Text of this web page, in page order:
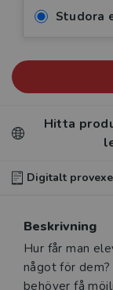
Studora
Hitta
Digitalt
digitalt
Våra digitala
och ger dig
Beskrivning
Hur får man
något för
behöver få